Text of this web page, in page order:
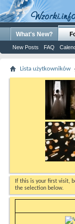
What's New?
New Posts FAQ
Lista użytkowników
If this is your first visit,
the selection below.